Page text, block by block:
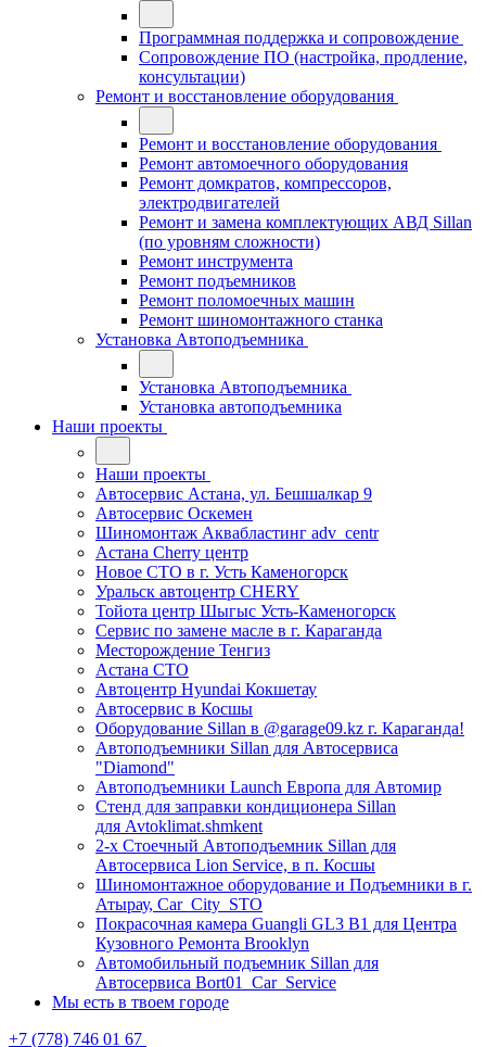
Программная поддержка и сопровождение
Сопровождение ПО (настройка, продление,
консультации)
Ремонт и восстановление оборудования
Ремонт и восстановление оборудования
Ремонт автомоечного оборудования
Ремонт домкратов, компрессоров,
электродвигателей
Ремонт и замена комплектующих АВД Sillan
(по уровням сложности)
Ремонт инструмента
Ремонт подъемников
Ремонт поломоечных машин
Ремонт шиномонтажного станка
Установка Автоподъемника
Установка Автоподъемника
Установка автоподъемника
Наши проекты
Наши проекты
Автосервис Астана, ул. Бешшалкар 9
Автосервис Оскемен
Шиномонтаж Аквабластинг adv_centr
Астана Cherry центр
Новое СТО в г. Усть Каменогорск
Уральск автоцентр CHERY
Тойота центр Шыгыс Усть-Каменогорск
Сервис по замене масле в г. Караганда
Месторождение Тенгиз
Астана СТО
Автоцентр Hyundai Кокшетау
Автосервис в Косшы
Оборудование Sillan в @garage09.kz г. Караганда!
Автоподъемники Sillan для Автосервиса
"Diamond"
Автоподъемники Launch Европа для Автомир
Стенд для заправки кондиционера Sillan
для Avtoklimat.shmkent
2-х Стоечный Автоподъемник Sillan для
Автосервиса Lion Service, в п. Косшы
Шиномонтажное оборудование и Подъемники в г.
Атырау, Car_City_STO
Покрасочная камера Guangli GL3 B1 для Центра
Кузовного Ремонта Brooklyn
Автомобильный подъемник Sillan для
Автосервиса Bort01_Car_Service
Мы есть в твоем городе
+7 (778) 746 01 67